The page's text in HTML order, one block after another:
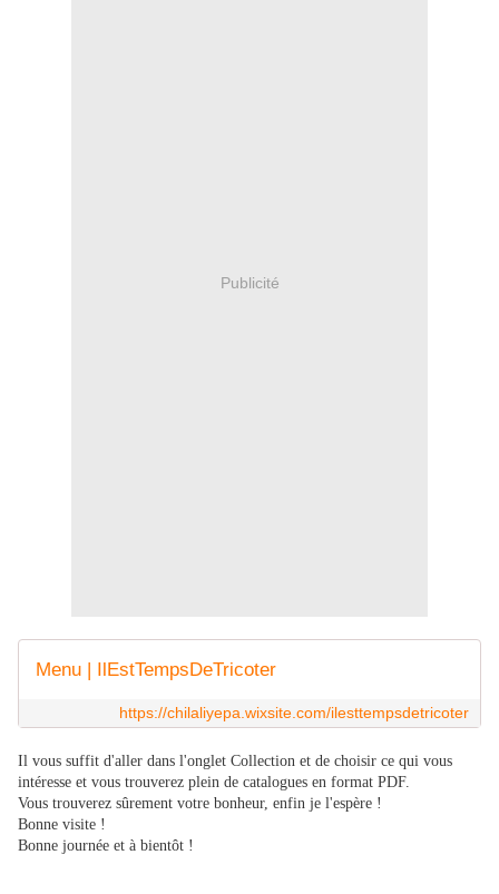
Publicité
Menu | IlEstTempsDeTricoter
https://chilaliyepa.wixsite.com/ilesttempsdetricoter
Il vous suffit d'aller dans l'onglet Collection et de choisir ce qui vous
intéresse et vous trouverez plein de catalogues en format PDF.
Vous trouverez sûrement votre bonheur, enfin je l'espère !
Bonne visite !
Bonne journée et à bientôt !